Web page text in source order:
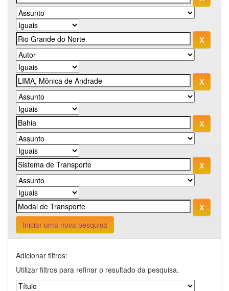
Iniciar uma nova pesquisa
Adicionar filtros:
Utilizar filtros para refinar o resultado da pesquisa.